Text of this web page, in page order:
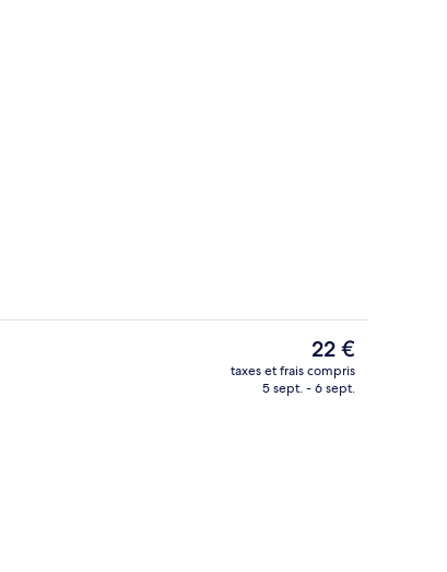
Chambre Triple Deluxe, 3 lits une
Le
prix
actuel
22 €
taxes et frais compris
5 sept. - 6 sept.